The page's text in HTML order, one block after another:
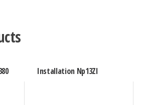
Installation Np13Zl